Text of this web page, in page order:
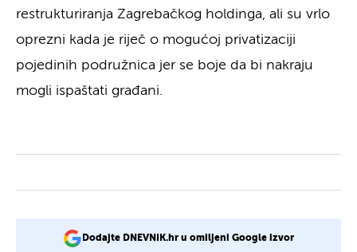
restrukturiranja Zagrebačkog holdinga, ali su vrlo
oprezni kada je riječ o mogućoj privatizaciji
pojedinih podružnica jer se boje da bi nakraju
mogli ispaštati građani.
Dodajte DNEVNIK.hr u omiljeni Google izvor